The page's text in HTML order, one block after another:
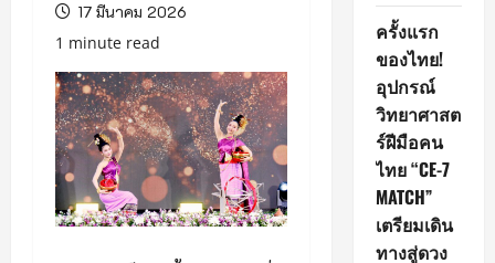
17 มีนาคม 2026
1 minute read
ครั้งแรก
ของไทย!
อุปกรณ์
วิทยาศาสต
ร์ฝีมือคน
ไทย “CE-7
MATCH”
เตรียมเดิน
ทางสู่ดวง